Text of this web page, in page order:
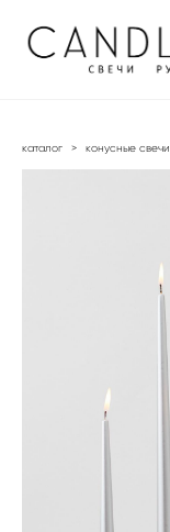
каталог > конусные свечи